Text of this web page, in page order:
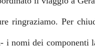
ringraziamo. Per
nomi dei componenti